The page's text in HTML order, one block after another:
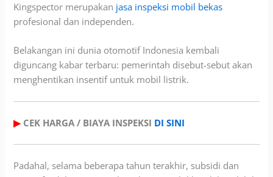
Kingspector merupakan jasa inspeksi mobil bekas
profesional dan independen.
Belakangan ini dunia otomotif Indonesia kembali
diguncang kabar terbaru: pemerintah disebut-sebut akan
menghentikan insentif untuk mobil listrik.
▶CEK HARGA / BIAYA INSPEKSI DI SINI
Padahal, selama beberapa tahun terakhir, subsidi dan